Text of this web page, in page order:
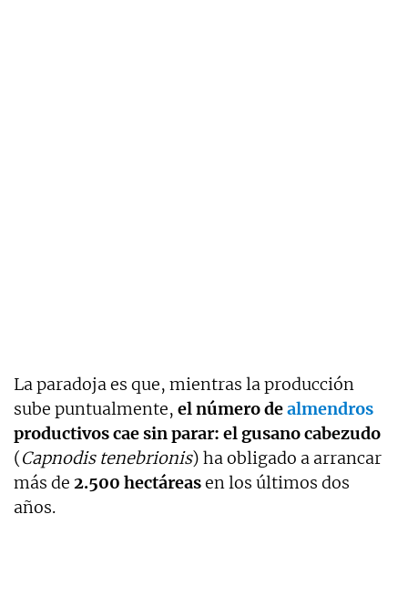
La paradoja es que, mientras la producción
sube puntualmente, el número dealmendros
productivos cae sin parar: el gusano cabezudo
(Capnodis tenebrionis) ha obligado a arrancar
más de 2.500 hectáreasen los últimos dos
años.